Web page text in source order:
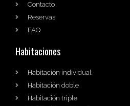
Contacto
Reservas
FAQ
Habitaciones
Habitación individual
Habitación doble
Habitación triple